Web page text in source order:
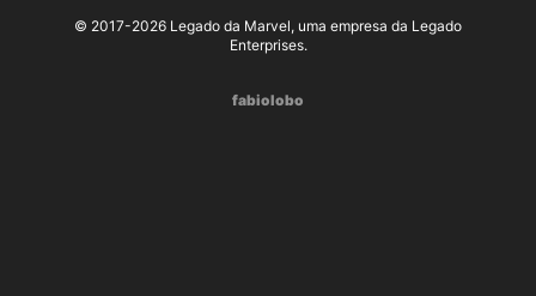
© 2017-2026 Legado da Marvel, uma empresa da Legado
Enterprises.
fabiolobo